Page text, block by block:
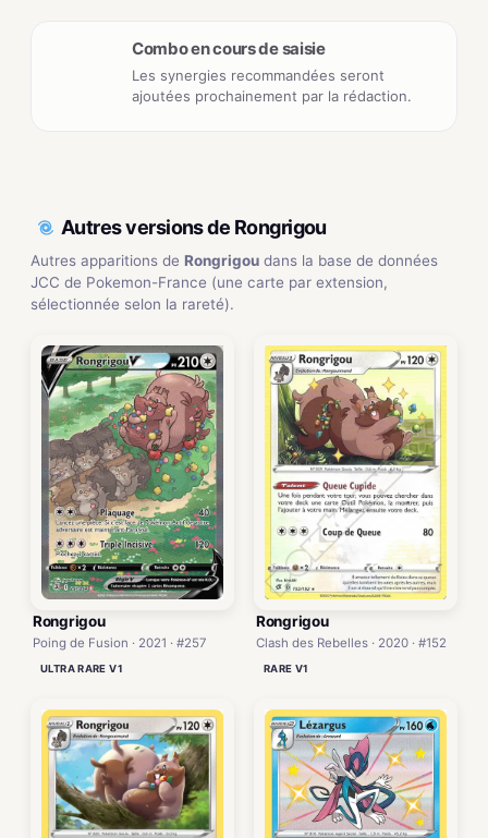
Combo en cours de saisie
Les synergies recommandées seront
ajoutées prochainement par la rédaction.
Autres versions de Rongrigou
Autres apparitions de Rongrigou dans la base de données
JCC de Pokemon-France (une carte par extension,
sélectionnée selon la rareté).
Rongrigou
Poing de Fusion · 2021 · #257
ULTRA RARE V1
Rongrigou
Clash des Rebelles · 2020 · #152
RARE V1